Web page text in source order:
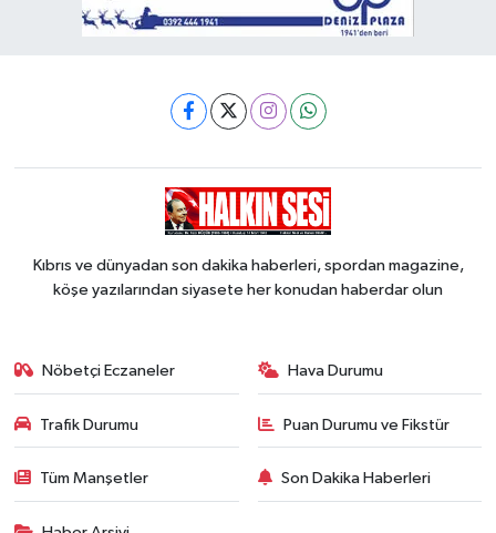
Kıbrıs ve dünyadan son dakika haberleri, spordan magazine,
köşe yazılarından siyasete her konudan haberdar olun
Nöbetçi Eczaneler Hava Durumu
Trafik Durumu Puan Durumu ve Fikstür
Tüm Manşetler Son Dakika Haberleri